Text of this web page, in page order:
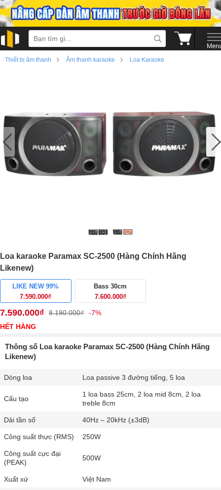
Thiết bị âm thanh › Âm thanh karaoke › Loa Karaoke
›
Loa karaoke Paramax SC-2500 (Hàng Chính Hãng
Likenew)
LIKE NEW 99%
7.590.000₫
Bass 30cm
7.600.000₫
7.590.000₫ 8.190.000₫
-7%
HẾT HÀNG
Thông số Loa karaoke Paramax SC-2500 (Hàng Chính Hãng
Likenew)
Dòng loa Loa passive 3 đường tiếng, 5 loa
Cấu tạo
1 loa bass 25cm, 2 loa mid 8cm, 2 loa
treble 8cm
Dải tần số 40Hz – 20kHz (±3dB)
Công suất thực (RMS) 250W
Công suất cực đại
(PEAK)
500W
Xuất xứ Việt Nam